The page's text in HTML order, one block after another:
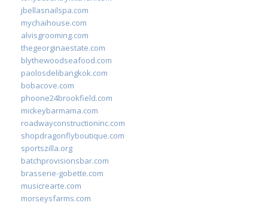
jbellasnailspa.com
mychaihouse.com
alvisgrooming.com
thegeorginaestate.com
blythewoodseafood.com
paolosdelibangkok.com
bobacove.com
phoone24brookfield.com
mickeybarmama.com
roadwayconstructioninc.com
shopdragonflyboutique.com
sportszilla.org
batchprovisionsbar.com
brasserie-gobette.com
musicrearte.com
morseysfarms.com